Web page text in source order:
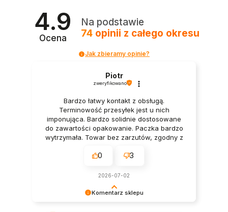
4.9
Ocena
Na podstawie
74 opinii z całego okresu
Jak zbieramy opinie?
Komentarz sklepu
Piotr
zweryfikowano
Bardzo łatwy kontakt z obsługą.
Terminowość przesyłek jest u nich
imponująca. Bardzo solidnie dostosowane
do zawartości opakowanie. Paczka bardzo
wytrzymała. Towar bez zarzutów, zgodny z
0 3
2026-07-02